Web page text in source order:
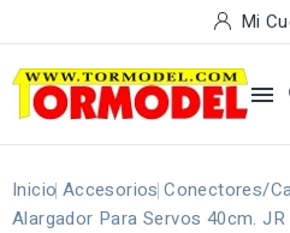
Mi

Inicio Accesorios Conectores/
Alargador Para Servos 40cm. JR